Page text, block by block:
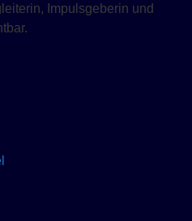
Impulsgeberin und